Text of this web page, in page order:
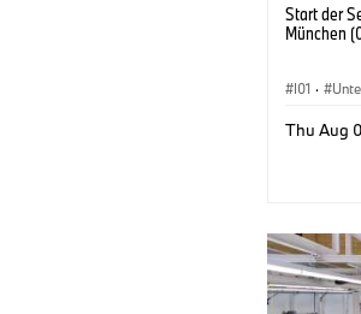
Start der
München
I01 ·
Thu Aug